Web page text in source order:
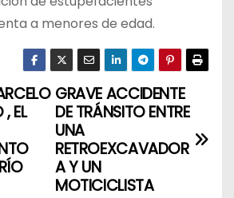
a menores de edad.
GRAVE ACCIDENTE
DE TRÁNSITO ENTRE
UNA
RETROEXCAVADOR
A Y UN
MOTICICLISTA
EL